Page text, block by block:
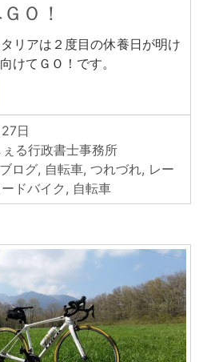
Ｏ！
リアは２度目の休養日が明け
けてＧＯ！です。
日
る行政書士事務所
ブログ, 自転車, つれづれ, レー
ードバイク , 自転車